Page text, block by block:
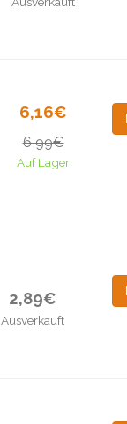
6,16€
6,99€
Auf Lager
2,89€
Ausverkauft